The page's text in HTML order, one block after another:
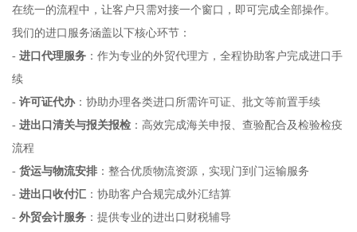
在统一的流程中，让客户只需对接一个窗口，即可完成全部操作。
我们的进口服务涵盖以下核心环节：
- 进口代理服务：作为专业的外贸代理方，全程协助客户完成进口手
续
- 许可证代办：协助办理各类进口所需许可证、批文等前置手续
- 进出口清关与报关报检：高效完成海关申报、查验配合及检验检疫
流程
- 货运与物流安排：整合优质物流资源，实现门到门运输服务
- 进出口收付汇：协助客户合规完成外汇结算
- 外贸会计服务：提供专业的进出口财税辅导